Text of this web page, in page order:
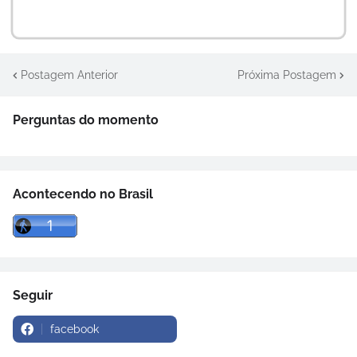
Postagem Anterior Próxima Postagem
Perguntas do momento
Acontecendo no Brasil
Seguir
facebook